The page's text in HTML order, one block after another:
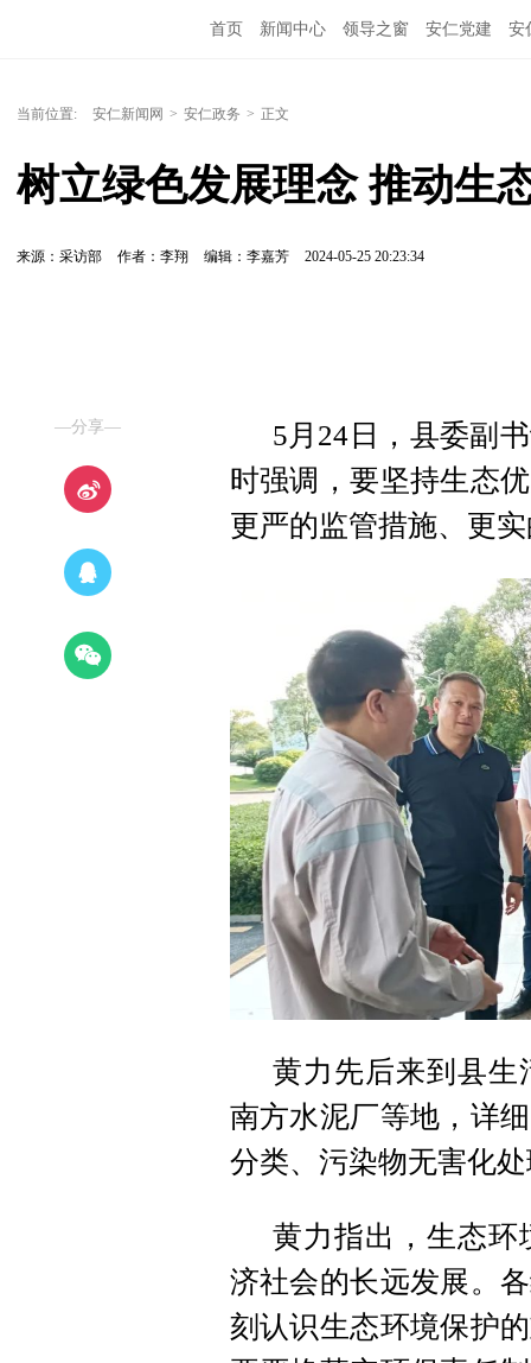
首页 新闻中心 领导之窗 安仁党建 安
当前位置: 安仁新闻网 > 安仁政务 > 正文
树立绿色发展理念 推动生
来源：采访部 作者：李翔 编辑：李嘉芳 2024-05-25 20:23:34
—分享—
5月24日，县委副
时强调，要坚持生态
更严的监管措施、更
黄力先后来到县生
南方水泥厂等地，详
分类、污染物无害化
黄力指出，生态环
济社会的长远发展。
刻认识生态环境保护